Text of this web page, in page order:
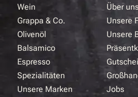
Wein
Grappa & Co.
Olivenöl
Balsamico
Espresso
Spezialitäten
Unsere Marken
Über
Unsere
Unsere
Jobs